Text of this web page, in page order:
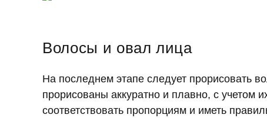
Волосы и овал лица
На последнем этапе следует прорисовать
прорисованы аккуратно и плавно, с
соответствовать пропорциям и иметь